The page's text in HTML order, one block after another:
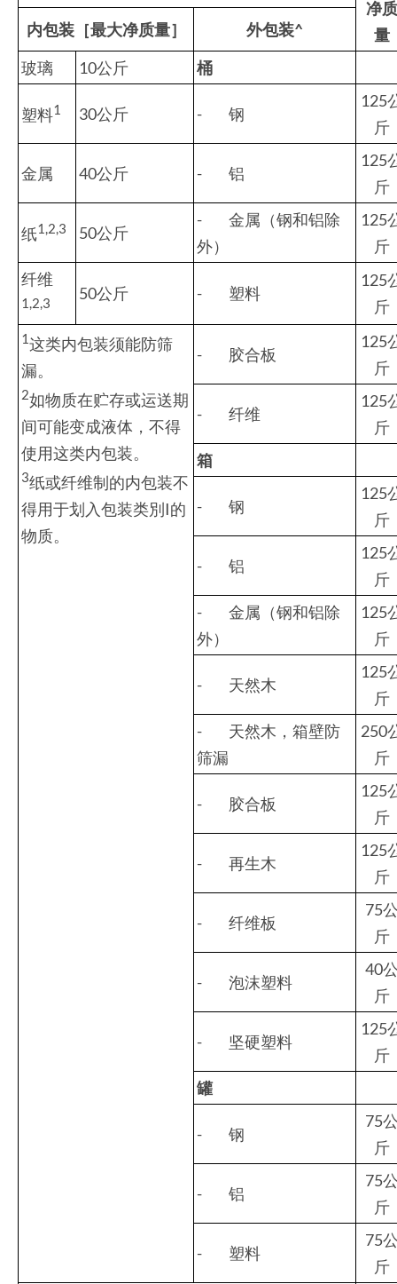
净质
量
内包装［最大净质量］ 外包装^
玻璃
10公斤 桶
塑料1 30公斤 - 钢
125
斤
金属 40公斤 - 铝
125
斤
纸1,2,3 50公斤
- 金属（钢和铝除
外）
125
斤
纤维
1,2,3 50公斤 - 塑料
125
斤
1这类内包装须能防筛
漏。
2如物质在贮存或运送期
间可能变成液体，不得
使用这类内包装。
3纸或纤维制的内包装不
得用于划入包装类別I的
物质。
- 胶合板
125
斤
- 纤维
125
斤
箱
- 钢
125
斤
- 铝
125
斤
- 金属（钢和铝除
外）
125
斤
- 天然木
125
斤
- 天然木，箱壁防
筛漏
250
斤
- 胶合板
125
斤
- 再生木
125
斤
- 纤维板
75
斤
- 泡沫塑料
40
斤
- 坚硬塑料
125
斤
罐
- 钢
75
斤
- 铝
75
斤
- 塑料
75
斤